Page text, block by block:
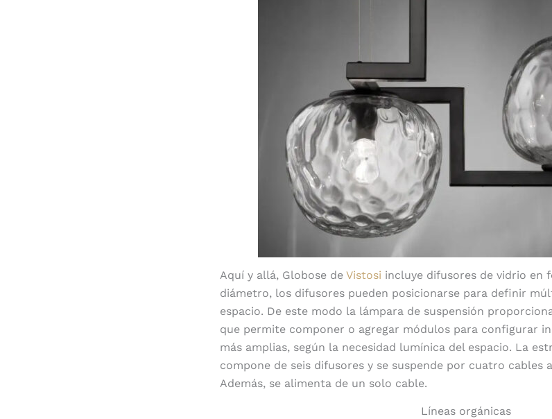
Aquí y allá, Globose de Vistosi incluye difusores de vidrio en
diámetro, los difusores pueden posicionarse para definir
espacio. De este modo la lámpara de suspensión
que permite componer o agregar módulos para configurar
más amplias, según la necesidad lumínica del espacio. La
compone de seis difusores y se suspende por cuatro cables
Además, se alimenta de un solo cable.
Líneas orgánicas